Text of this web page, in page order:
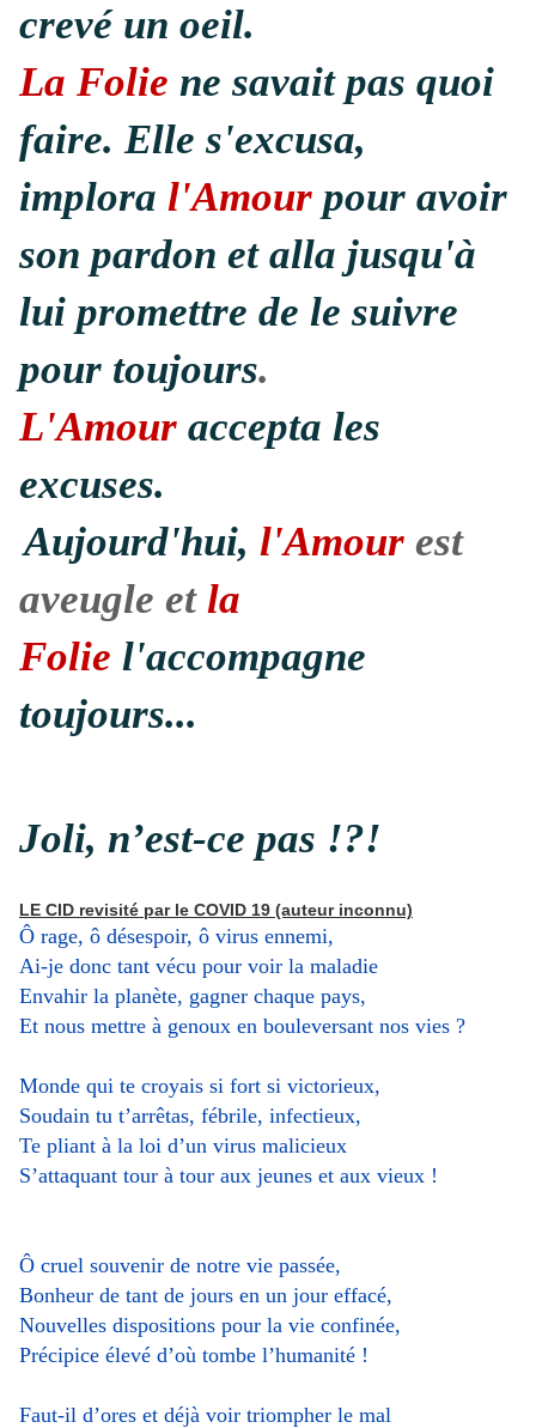
crevé un oeil.
La Folie ne savait pas quoi
faire. Elle s'excusa,
implora l'Amour pour avoir
son pardon et alla jusqu'à
lui promettre de le suivre
pour toujours.
L'Amour accepta les
excuses.
Aujourd'hui, l'Amour est
aveugle et la
Folie l'accompagne
toujours...
Joli, n’est-ce pas !?!
LE CID revisité par le COVID 19 (auteur inconnu)
Ô rage, ô désespoir, ô virus ennemi,
Ai-je donc tant vécu pour voir la maladie
Envahir la planète, gagner chaque pays,
Et nous mettre à genoux en bouleversant nos vies ?
Monde qui te croyais si fort si victorieux,
Soudain tu t’arrêtas, fébrile, infectieux,
Te pliant à la loi d’un virus malicieux
S’attaquant tour à tour aux jeunes et aux vieux !
Ô cruel souvenir de notre vie passée,
Bonheur de tant de jours en un jour effacé,
Nouvelles dispositions pour la vie confinée,
Précipice élevé d’où tombe l’humanité !
Faut-il d’ores et déjà voir triompher le mal